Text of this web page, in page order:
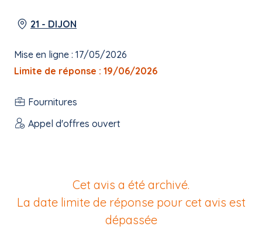
21 - DIJON
Mise en ligne : 17/05/2026
Limite de réponse : 19/06/2026
Fournitures
Appel d'offres ouvert
Cet avis a été archivé.
La date limite de réponse pour cet avis est
dépassée